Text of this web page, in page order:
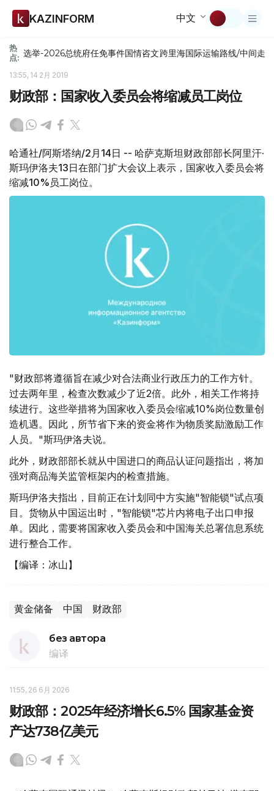
KAZINFORM 中文
热
点: 选举-2026总统府任免事件国情咨文跨里海国际运输路线/中间走廊
13:55, 14 2月 2019
财政部：国家收入委员会将缩减员工岗位
哈通社/阿斯塔纳/2月14日 -- 哈萨克斯坦财政部部长阿里汗·
斯玛伊洛夫13日在部门扩大会议上表示，国家收入委员会将
缩减10%员工岗位。
"财政部将遵循旨在减少对合法商业行政压力的工作方针。
过去两年里，检查次数减少了近2倍。此外，相关工作将持
续进行。这些举措将为国家收入委员会缩减10%岗位数量创
造机遇。因此，所节省下来的资金将作为物质奖励激励工作
人员。"斯玛伊洛夫说。
此外，财政部部长就从中国进口的商品认证问题指出，将加
强对商品海关监管框架内的检查措施。
斯玛伊洛夫指出，目前正在计划同中方实施"智能锁"试点项
目。货物从中国运出时，"智能锁"芯片内将电子出口申报
单。因此，需要将国家收入委员会和中国海关总署信息系统
进行整合工作。
【编译：冰山】
黄金储备 中国 财政部
без автора
编译
11:55, 26 6月 2026
财政部：2025年经济增长6.5% 国家基金资
产达738亿美元